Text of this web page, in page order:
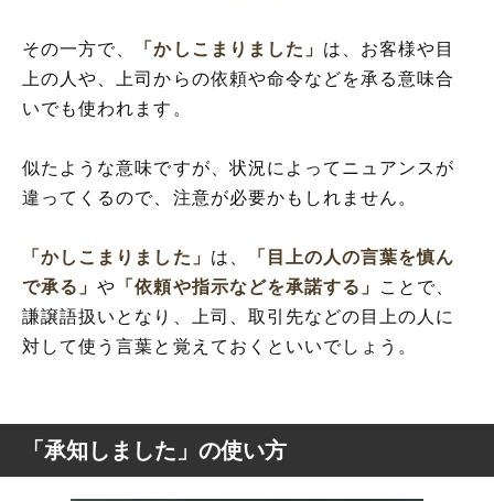
その一方で、 「かしこまりました」 は、お客様や目
上の人や、上司からの依頼や命令などを承る意味合
いでも使われます。
似たような意味ですが、状況によってニュアンスが
違ってくるので、注意が必要かもしれません。
「かしこまりました」 は、
「目上の人の言葉を慎ん
で承る」や 「依頼や指示などを承諾する」
ことで、
謙譲語扱いとなり、上司、取引先などの目上の人に
対して使う言葉と覚えておくといいでしょう。
「承知しました」の使い方